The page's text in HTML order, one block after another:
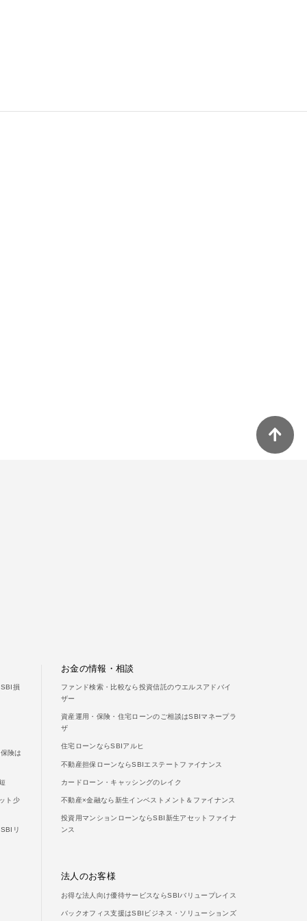
（国内製造）、アミノ酸粉末（5-
損
険は
ト少
リ
お金の情報・相談
ファンド検索・比較なら投資信託のウエルスアドバイ
ザー
資産運用・保険・住宅ローンのご相談はSBIマネープラ
ザ
住宅ローンならSBIアルヒ
不動産担保ローンならSBIエステートファイナンス
カードローン・キャッシングのレイク
不動産×金融なら新生インベストメント＆ファイナンス
投資用マンションローンならSBI新生アセットファイナ
ンス
法人のお客様
お得な法人向け優待サービスならSBIバリュープレイス
バックオフィス支援はSBIビジネス・ソリューションズ